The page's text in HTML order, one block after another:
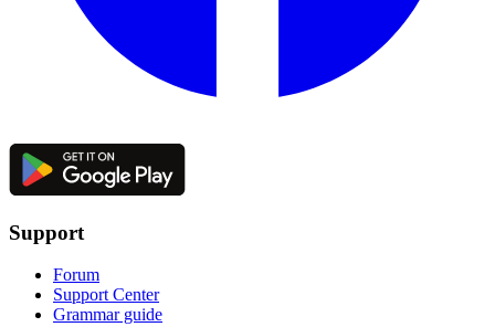
Support
Forum
Support Center
Grammar guide